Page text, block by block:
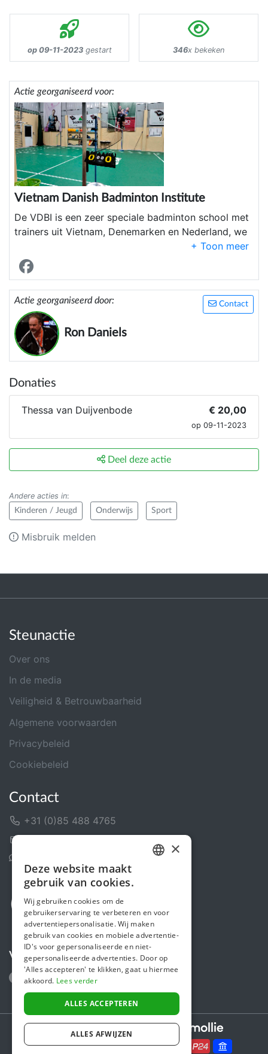
op 09-11-2023gestart 346x bekeken
Actie georganiseerd voor:
Vietnam Danish Badminton Institute
De VDBI is een zeer speciale badminton school met
trainers uit Vietnam, Denemarken en Nederland, we
geven training aan spelers die extra persoonlijke
benadering nodig of willen hebben
Contact
Actie georganiseerd door:
Ron Daniels
Donaties
Thessa van Duijvenbode € 20,00
op 09-11-2023
Deel deze actie
Andere acties in:
Kinderen / Jeugd Onderwijs Sport
Misbruik melden
Steunactie
Over ons
In de media
Veiligheid & Betrouwbaarheid
Algemene voorwaarden
Privacybeleid
Cookiebeleid
Contact
+31 (0)85 488 4765
Volg ons
Secure payments powered by
ENGLISH
×
Deze website maakt
gebruik van cookies.
Wij gebruiken cookies om de
gebruikerservaring te verbeteren en voor
advertentiepersonalisatie. Wij maken
gebruik van cookies en mobiele advertentie-
ID's voor gepersonaliseerde en niet-
gepersonaliseerde advertenties. Door op
'Alles accepteren' te klikken, gaat u hiermee
akkoord. Lees verder
ALLES ACCEPTEREN
ALLES AFWIJZEN